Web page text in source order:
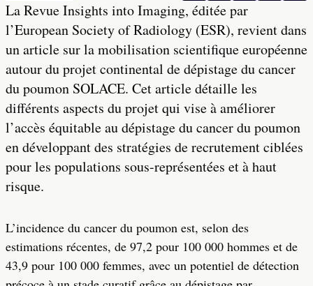
La Revue Insights into Imaging, éditée par
l’European Society of Radiology (ESR), revient dans
un article sur la mobilisation scientifique européenne
autour du projet continental de dépistage du cancer
du poumon SOLACE. Cet article détaille les
différents aspects du projet qui vise à améliorer
l’accès équitable au dépistage du cancer du poumon
en développant des stratégies de recrutement ciblées
pour les populations sous-représentées et à haut
risque.
L’incidence du cancer du poumon est, selon des
estimations récentes, de 97,2 pour 100 000 hommes et de
43,9 pour 100 000 femmes, avec un potentiel de détection